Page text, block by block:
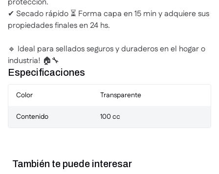
✔ Secado rápido ⏳ Forma capa en 15 min y adquiere sus
propiedades finales en 24 hs.
🔹 Ideal para sellados seguros y duraderos en el hogar o
industria! 🏠🔧
Especificaciones
Color Transparente
Contenido 100 cc
También te puede interesar